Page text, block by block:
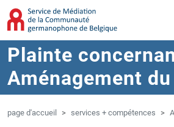
Aller au contenu principal
Sauter à la navigation
Plainte
Aménagement
page d'accueil services + compétences